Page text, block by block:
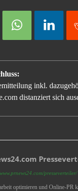
inkl.
distanziert sich
presseverteiler/
optimieren und Online-PR